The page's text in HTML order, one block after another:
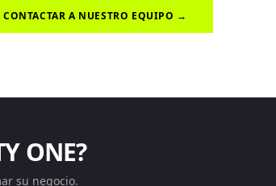
CONTACTAR A NUESTRO EQUIPO →
ONE?
su negocio.